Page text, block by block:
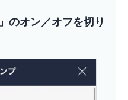
のオン／オフを切り